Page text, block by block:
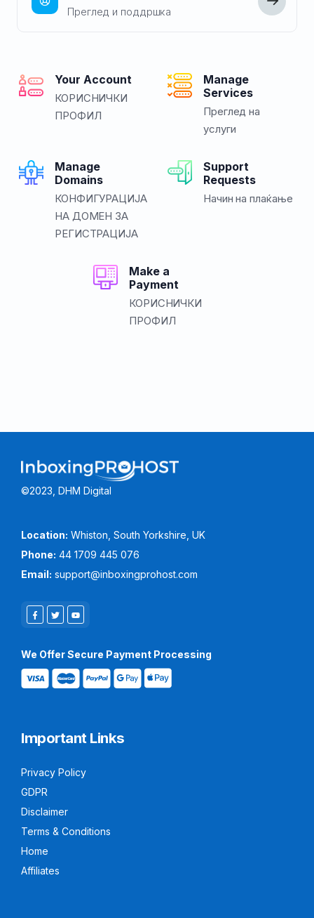
Преглед и поддршка
Your Account
КОРИСНИЧКИ
ПРОФИЛ
Manage
Services
Преглед на
услуги
Manage
Domains
КОНФИГУРАЦИЈА
НА ДОМЕН ЗА
РЕГИСТРАЦИЈА
Support
Requests
Начин на плаќање
Make a
Payment
КОРИСНИЧКИ
ПРОФИЛ
©2023, DHM Digital
Location: Whiston, South Yorkshire, UK
Phone: 44 1709 445 076
Email: support@inboxingprohost.com
We Offer Secure Payment Processing
Important Links
Privacy Policy
GDPR
Disclaimer
Terms & Conditions
Home
Affiliates